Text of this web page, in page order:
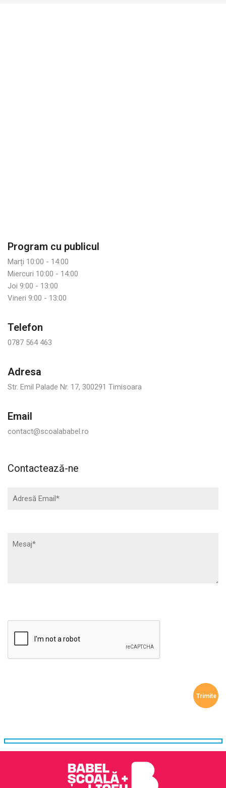
Program cu publicul
Marți 10:00 - 14:00
Miercuri 10:00 - 14:00
Joi 9:00 - 13:00
Vineri 9:00 - 13:00
Telefon
0787 564 463
Adresa
Str. Emil Palade Nr. 17, 300291 Timisoara
Email
contact@scoalababel.ro
Contactează-ne